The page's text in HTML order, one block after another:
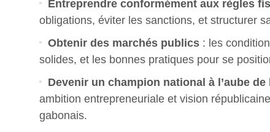
Entreprendre conformément aux règles
obligations, éviter les sanctions, et structurer
Obtenir des marchés publics : les
solides, et les bonnes pratiques pour se
Devenir un champion national à l’aube
ambition entrepreneuriale et vision
gabonais.